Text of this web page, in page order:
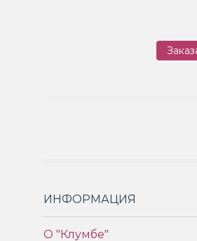
ИНФОРМАЦИЯ
О "Клумбе"